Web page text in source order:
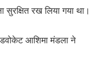
रख लिया गया था।
आशिमा मंडला ने